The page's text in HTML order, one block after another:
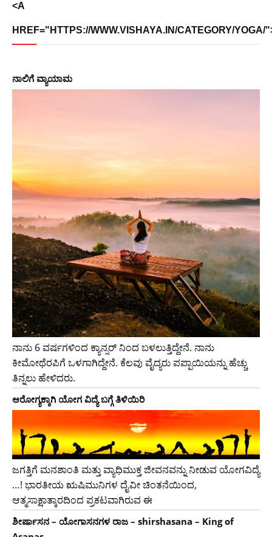
<A
HREF="HTTPS://WWW.VISHAYA.IN/CATEGORY/
ನಾಲಿಗೆ ವ್ಯಾಯಾಮ
ನಾನು 6 ವರ್ಷಗಳಿಂದ ಕ್ಯಾನ್ಸರ್ ನಿಂದ ಬಳಲುತ್ತಿದ್ದೇನೆ. ನಾನು
ಕೀಮೋಥೆರಪಿಗೆ ಒಳಗಾಗಿದ್ದೇನೆ. ಕೆಲವು ವೈದ್ಯರು ಪಪ್ಪಾಯಿಯನ್ನು ಹೆಚ್ಚು
ತಿನ್ನಲು ಹೇಳಿದರು.
ಆರೋಗ್ಯಕ್ಕಾಗಿ ಯೋಗ ವಿದ್ಯೆ ಬಗ್ಗೆ ತಿಳಿಯಿರಿ
ಜಗತ್ತಿಗೆ ಮನಶಾಂತಿ ಮತ್ತು ವ್ಯಾಧಿಮುಕ್ತ ಜೀವನವನ್ನು ನೀಡುವ ಯೋಗವಿದ್ಯೆ
…! ಭಾರತೀಯ ಋಷಿಮುನಿಗಳ ದೈವೀ ಚಿಂತನೆಯಿಂದ,
ಆತ್ಮಸಾಕ್ಷಾತ್ಕಾರದಿಂದ ಪ್ರಕಟವಾಗಿರುವ ಈ
ಶೀರ್ಷಾಸನ – ಯೋಗಾಸನಗಳ ರಾಜ – shirshasana – King of